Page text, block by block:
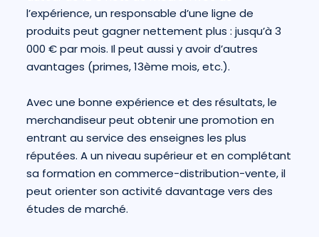
l’expérience, un responsable d’une ligne de
produits peut gagner nettement plus : jusqu’à 3
000 € par mois. Il peut aussi y avoir d’autres
avantages (primes, 13ème mois, etc.).
Avec une bonne expérience et des résultats, le
merchandiseur peut obtenir une promotion en
entrant au service des enseignes les plus
réputées. A un niveau supérieur et en complétant
sa formation en commerce-distribution-vente, il
peut orienter son activité davantage vers des
études de marché.